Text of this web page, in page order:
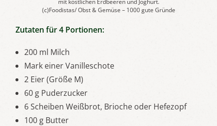
mit köstlichen Erdbeeren und Joghurt.
(c)Foodistas/ Obst & Gemüse – 1000 gute Gründe
Zutaten für 4 Portionen:
200 ml Milch
Mark einer Vanilleschote
2 Eier (Größe M)
60 g Puderzucker
6 Scheiben Weißbrot, Brioche oder Hefezopf
100 g Butter